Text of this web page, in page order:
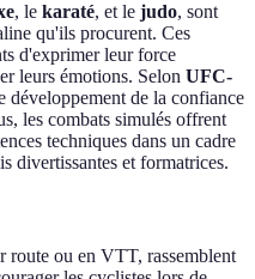
, le karaté, et le judo, sont
qu'ils procurent. Ces
d'exprimer leur force
leurs émotions. Selon UFC-
développement de la confiance
les combats simulés offrent
techniques dans un cadre
divertissantes et formatrices.
route ou en VTT, rassemblent